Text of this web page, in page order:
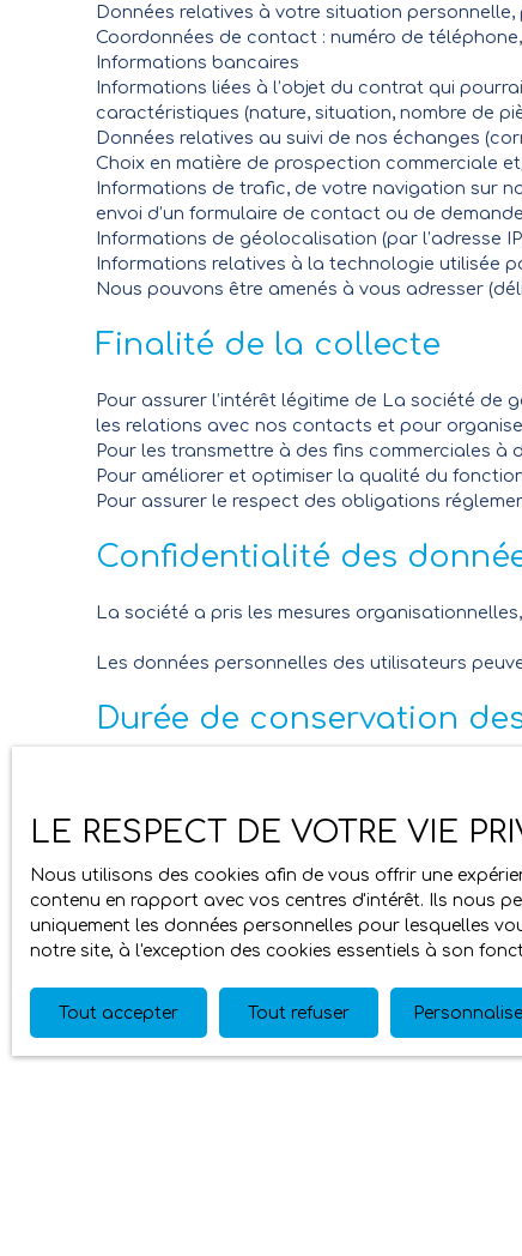
Données relatives à votre situation personnelle,
Coordonnées de contact : numéro de
Informations bancaires
Informations liées à l’objet du contrat qui
caractéristiques (nature, situation, nombre de
Données relatives au suivi de nos échanges
Choix en matière de prospection commerciale
Informations de trafic, de votre navigation sur
envoi d’un formulaire de contact ou de
Informations de géolocalisation (par l’adresse
Informations relatives à la technologie utilisée
Nous pouvons être amenés à vous adresser
Finalité de la collecte
Pour assurer l’intérêt légitime de La société de
les relations avec nos contacts et pour
Pour les transmettre à des fins commerciales à
Pour améliorer et optimiser la qualité du
Pour assurer le respect des obligations
Confidentialité des
La société a pris les mesures
Les données personnelles des utilisateurs
Durée de conservation
Droits des utilisateurs
Conformément à la réglementation
par la société DELAUNAY IMMOBILIER ont le
données personnelles en
Si vous ne souhaitez pas faire l'objet de
démarchage téléphonique, prévu par l'article
Worldline, Service Bloctel, CS 61311, 41013 BLOIS
LE RESPECT DE VOTRE VIE
Nous utilisons des cookies afin de vous offrir une
contenu en rapport avec vos centres d'intérêt. Ils nous
uniquement les données personnelles pour lesquelles
notre site, à l'exception des cookies essentiels à son
Tout accepter Tout refuser